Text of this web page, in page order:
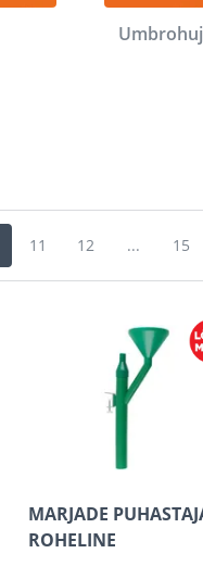
11 12 ... 15
MARJADE
ROHELINE